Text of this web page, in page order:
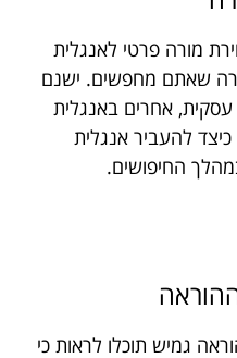
מורה פרטי לאנגלית
שאתם מחפשים. ישנם
אחרים באנגלית
להעביר אנגלית
החיפושים.
גמיש תוכלו לראות כי